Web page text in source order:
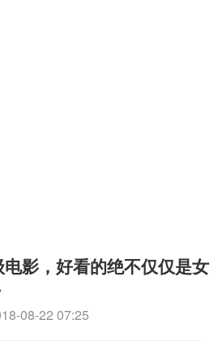
电影，好看的绝不仅仅是女
08-22 07:25